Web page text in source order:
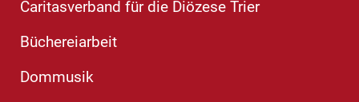
Caritasverband für die Diözese Trier
Büchereiarbeit
Dommusik